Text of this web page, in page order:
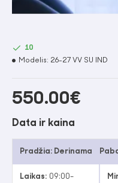
550.00€
10
Modelis: 26-27 VV SU IND
Data ir kaina
Pradžia: Derinama
Laikas: 09:00-